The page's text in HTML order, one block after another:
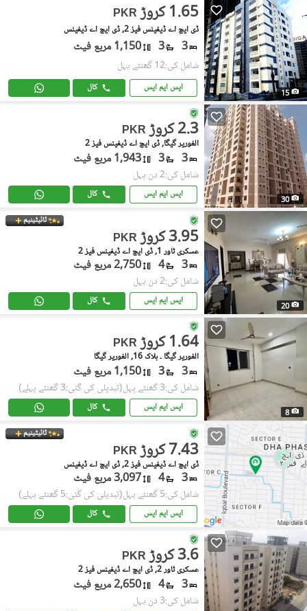
15
PKR 1.65 کروڑ
ڈی ایچ اے ڈیفینس فیز 2, ڈی ایچ اے ڈیفینس
3
3 1,150 مربع فیٹ
شامل کی:12 گھنٹے پہل
ایس ایم ایس کال
30
PKR 2.3 کروڑ
الغوریر گیگا, ڈی ایچ اے ڈیفینس فیز 2
3
3 1,943 مربع فیٹ
شامل کی:2 دن پہل
ایس ایم ایس کال
20
ٹائیٹینیم
PKR 3.95 کروڑ
عسکری ٹاور 1, ڈی ایچ اے ڈیفینس فیز 2
3
4 2,750 مربع فیٹ
شامل کی:2 دن پہل
ایس ایم ایس کال
8
PKR 1.64 کروڑ
الغوریر گیگا ۔ بلاک 16, الغوریر گیگا
3
3 1,150 مربع فیٹ
شامل کی:3 گھنٹے پہل (تبدیلی کی گئی:3 گھنٹے پہلے)
ایس ایم ایس کال
ٹائیٹینیم
PKR 7.43 کروڑ
ڈی ایچ اے ڈیفینس فیز 2, ڈی ایچ اے ڈیفینس
3
4 3,097 مربع فیٹ
شامل کی:5 گھنٹے پہل (تبدیلی کی گئی:5 گھنٹے پہلے)
ایس ایم ایس کال
PKR 3.6 کروڑ
عسکری ٹاور 2, ڈی ایچ اے ڈیفینس فیز 2
3
4 2,650 مربع فیٹ
شامل کی:3 دن پہل